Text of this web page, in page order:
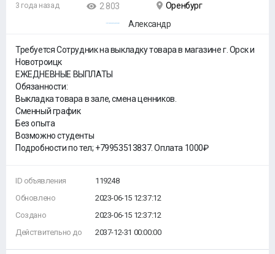
3 года назад 2 803
Оренбург
Александр
Требуется Сотрудник на выкладку товара в магазине г. Орск и
Новотроицк
ЕЖЕДНЕВНЫЕ ВЫПЛАТЫ
Обязанности:
Выкладка товара в зале, смена ценников.
Сменный график
Без опыта
Возможно студенты
Подробности по тел; +79953513837. Оплата 1000₽
ID объявления
Обновлено
Создано
Действительно до
119248
2023-06-15 12:37:12
2023-06-15 12:37:12
2037-12-31 00:00:00